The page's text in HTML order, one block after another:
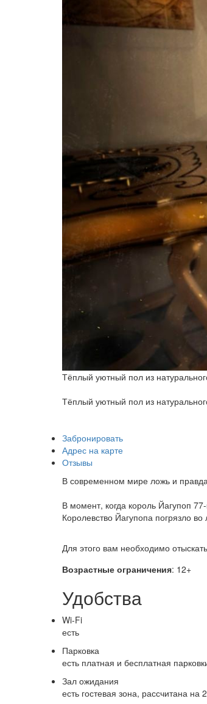
Тёплый уютный пол из
Тёплый уютный пол из
Забронировать
Адрес на карте
Отзывы
В современном мире ложь и
В момент, когда король Йагупоп
Королевство Йагупопа погрязло
Для этого вам необходимо
Возрастные ограничения: 12+
Удобства
Wi-Fi
есть
Парковка
есть платная и бесплатная
Зал ожидания
есть гостевая зона, рассчитана